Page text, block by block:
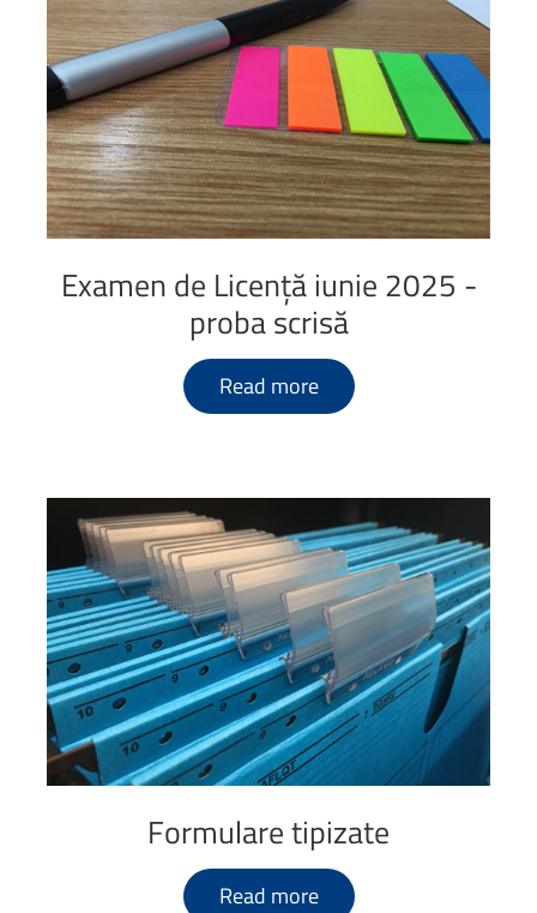
Examen de Licențăiunie 2025 -
probascrisă
Read more
Formularetipizate
Read more